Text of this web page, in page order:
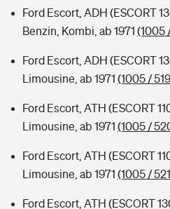
Ford Escort, ADH (ESCORT
Benzin, Kombi, ab 1971 (1005
Ford Escort, ADH (ESCORT
Limousine, ab 1971 (1005 /
Ford Escort, ATH (ESCORT
Limousine, ab 1971 (1005 /
Ford Escort, ATH (ESCORT
Limousine, ab 1971 (1005 /
Ford Escort, ATH (ESCORT